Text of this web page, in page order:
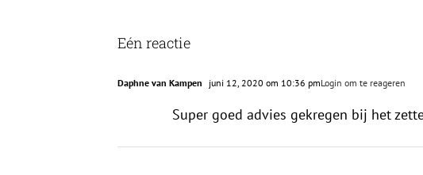
Eén reactie
Daphne van Kampen juni 12, 2020 om 10:36 pmLogin om te reageren
Super goed advies gekregen bij het